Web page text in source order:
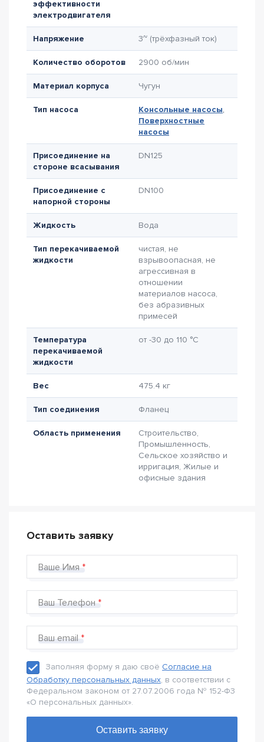
эффективности
электродвигателя
Напряжение 3~ (трёхфазный ток)
Количество оборотов 2900 об/мин
Материал корпуса Чугун
Тип насоса Консольные насосы,
Поверхностные
насосы
Присоединение на
стороне всасывания
DN125
Присоединение с
напорной стороны
DN100
Жидкость Вода
Тип перекачиваемой
жидкости
чистая, не
взрывоопасная, не
агрессивная в
отношении
материалов насоса,
без абразивных
примесей
Температура
перекачиваемой
жидкости
от -30 до 110 °C
Вес 475.4 кг
Тип соединения Фланец
Область применения
Строительство,
Промышленность,
Сельское хозяйство и
ирригация, Жилые и
офисные здания
Оставить заявку
Ваше Имя
Ваш Телефон
Ваш email
Заполняя форму я даю своё Согласие на
Обработку персональных данных, в соответствии с
Федеральном законом от 27.07.2006 года № 152-Ф3
«О персональных данных».